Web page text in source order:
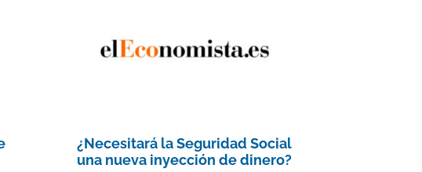
¿Necesitará la Seguridad Social
una nueva inyección de dinero?